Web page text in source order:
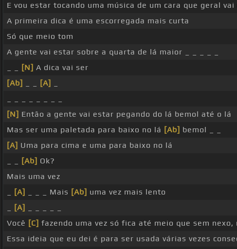
E vou estar tocando uma música de um cara que geral
A primeira dica é uma escorregada mais curta
Só que meio tom
A gente vai estar sobre a quarta de lá maior _ _ _ _ _
[N] A dica vai ser
[Ab]
[A]
[N] Então a gente vai estar pegando do lá bemol até o lá
Mas ser uma paletada para baixo no lá [Ab] bemol _ _
[A] Uma para cima e uma para baixo no lá
[Ab] Ok?
Mais uma vez
[A] _ _ _ Mais [Ab] uma vez mais lento
[A]
Você [C] fazendo uma vez só fica até meio que sem nexo,
Essa ideia que eu dei é para ser usada várias vezes